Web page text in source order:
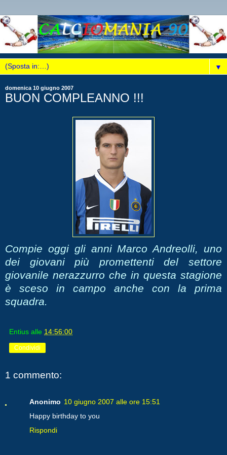
▼
domenica 10 giugno 2007
BUON COMPLEANNO !!!
Compie oggi gli anni Marco Andreolli, uno
dei giovani più promettenti del settore
giovanile nerazzurro che in questa stagione
è sceso in campo anche con la prima
squadra.
Entius alle 14:56:00
Condividi
1 commento:
Anonimo 10 giugno 2007 alle ore 15:51
Happy birthday to you
Rispondi